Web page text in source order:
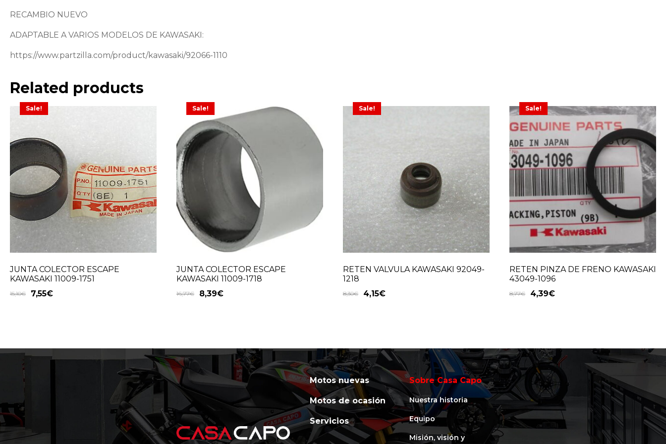
RECAMBIO NUEVO
ADAPTABLE A VARIOS MODELOS DE KAWASAKI:
https://www.partzilla.com/product/kawasaki/92066-1110
Related products
Sale!
JUNTA COLECTOR ESCAPE
KAWASAKI 11009-1751
15,10€ 7,55€
Sale!
JUNTA COLECTOR ESCAPE
KAWASAKI 11009-1718
16,77€ 8,39€
Sale!
RETEN VALVULA KAWASAKI 92049-
1218
8,30€ 4,15€
Sale!
RETEN PINZA DE FRENO KAWASAKI
43049-1096
8,77€ 4,39€
Motos nuevas
Motos de ocasión
Servicios
Sobre Casa Capo
Nuestra historia
Equipo
Misión, visión y